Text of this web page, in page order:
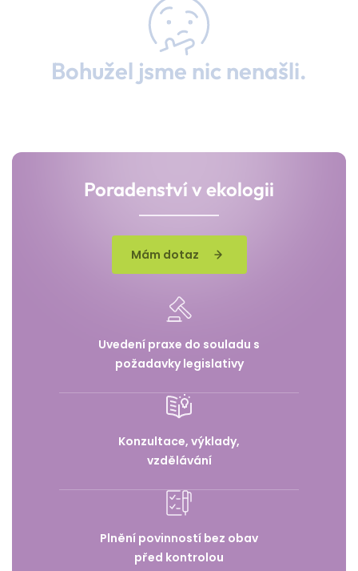
Bohužel jsme nic nenašli.
Poradenství v ekologii
Mám dotaz
Uvedení praxe do souladu s
požadavky legislativy
Konzultace, výklady,
vzdělávání
Plnění povinností bez obav
před kontrolou